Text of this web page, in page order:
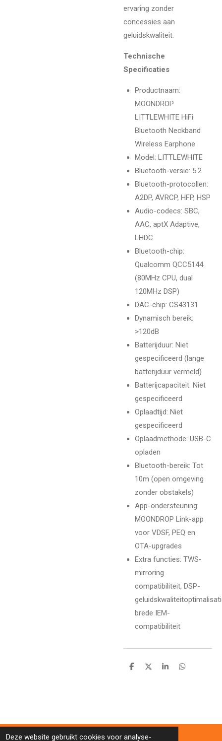
Deze website gebruikt cookies voor analyse-
ervaring zonder
concessies aan
geluidskwaliteit.
Technische
Specificaties
Productnaam:
MOONDROP
LITTLEWHITE HiFi
Bluetooth Neckband
Wireless Earphone
Model: LITTLEWHITE
Bluetooth-versie: 5.2
Bluetooth-protocollen:
A2DP, AVRCP, HFP, HSP
Audio-codecs: SBC,
AAC, aptX Adaptive,
LHDC
Bluetooth-chip:
Qualcomm QCC5144
(80MHz CPU, dual
120MHz DSP)
DAC-chip: CS43131
Dynamisch bereik:
>120dB
Batterijduur: Niet
gespecificeerd (lange
batterijduur vermeld)
Batterijcapaciteit: Niet
gespecificeerd
Oplaadtijd: Niet
gespecificeerd
Oplaadmethode: USB-C
opladen
Bluetooth-bereik: Tot
10m (open omgeving
zonder obstakels)
App-ondersteuning:
MOONDROP Link-app
voor VDSF, PEQ en
OTA-upgrades
Extra functies: TWS-
mirroring
compatibiliteit, DSP-
brede IEM-
compatibiliteit
D
D
S
D